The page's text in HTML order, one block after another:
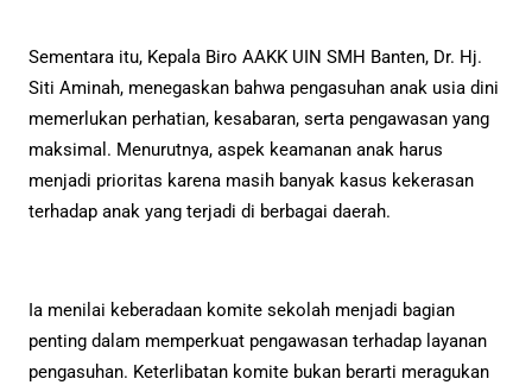
Sementara itu, Kepala Biro AAKK UIN SMH Banten, Dr. Hj.
Siti Aminah, menegaskan bahwa pengasuhan anak usia dini
memerlukan perhatian, kesabaran, serta pengawasan yang
maksimal. Menurutnya, aspek keamanan anak harus
menjadi prioritas karena masih banyak kasus kekerasan
terhadap anak yang terjadi di berbagai daerah.
Ia menilai keberadaan komite sekolah menjadi bagian
penting dalam memperkuat pengawasan terhadap layanan
pengasuhan. Keterlibatan komite bukan berarti meragukan